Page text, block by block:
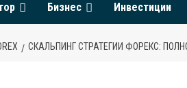
Бизнес Инвестиции
СКАЛЬПИНГ СТРАТЕГИИ ФОРЕКС: